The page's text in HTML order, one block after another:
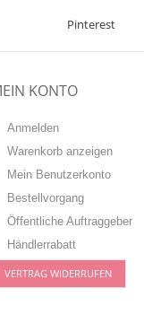
Pinterest
KONTO
Anmelden
Warenkorb anzeigen
Mein Benutzerkonto
Bestellvorgang
Öffentliche Auftraggeber
Händlerrabatt
VERTRAG WIDERRUFEN